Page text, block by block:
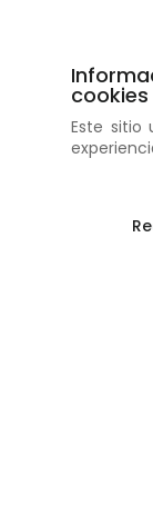
cookies
Este sitio